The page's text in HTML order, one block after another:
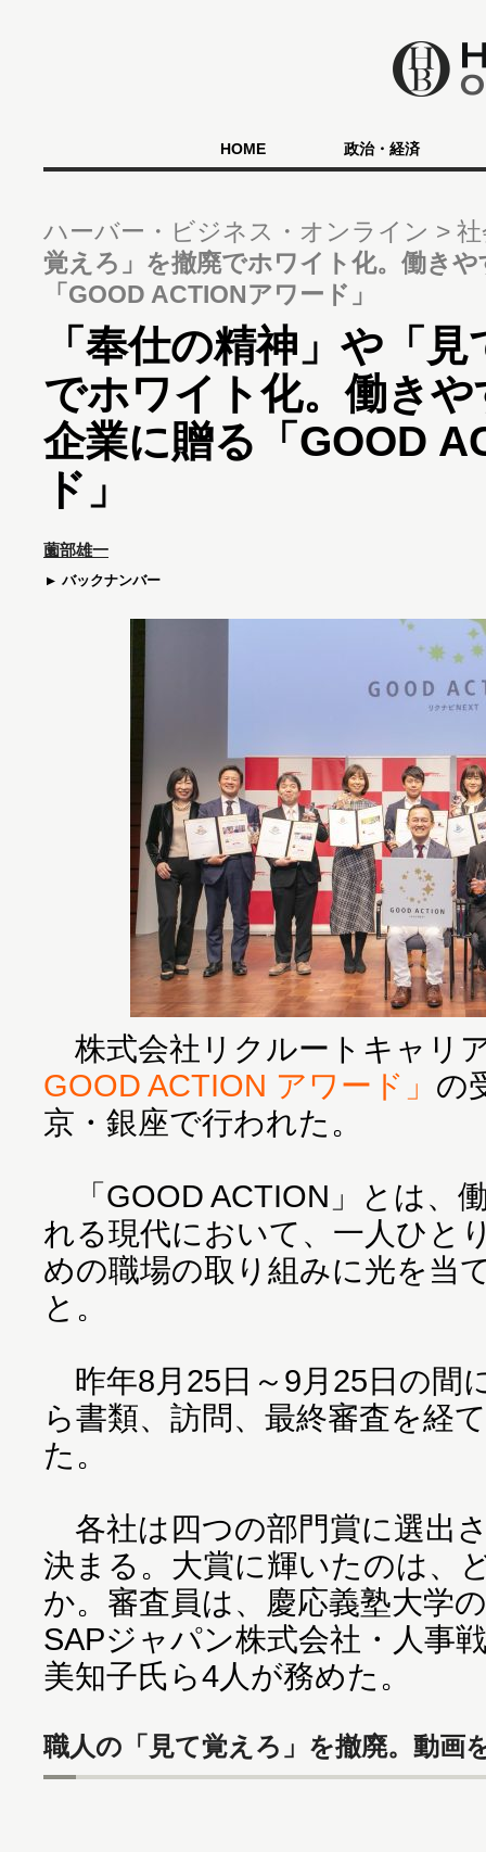
HOME 政治・経済
ハーバー・ビジネス・オンライン
覚えろ」を撤廃でホワイト化。働き
「GOOD ACTIONアワード」
「奉仕の精神」や「
でホワイト化。働き
企業に贈る「GOOD
ド」
薗部雄一
バックナンバー
株式会社リクルートキャリ
GOOD ACTION アワード」 の
京・銀座で行われた。
「GOOD ACTION」とは、
れる現代において、一人ひと
めの職場の取り組みに光を当
と。
昨年8月25日～9月25日の間
ら書類、訪問、最終審査を経
た。
各社は四つの部門賞に選出
決まる。大賞に輝いたのは、
か。審査員は、慶応義塾大学
SAPジャパン株式会社・人事
美知子氏ら4人が務めた。
職人の「見て覚えろ」を撤廃。動画